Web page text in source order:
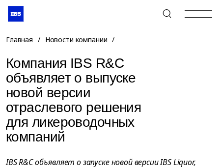
+7 (495) 967-80-80
Главная / Новости компании /
Компания IBS R&C
объявляет о выпуске
новой версии
отраслевого решения
для ликероводочных
компаний
IBS R&C объявляет о запуске новой версии IBS Liquor,